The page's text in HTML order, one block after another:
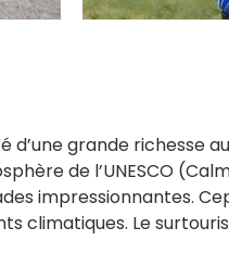
d’une grande
de l’UNESCO
impressionnantes.
climatiques. Le